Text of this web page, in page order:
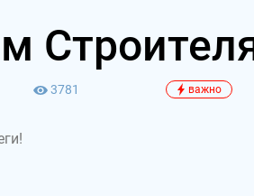
3781 важно